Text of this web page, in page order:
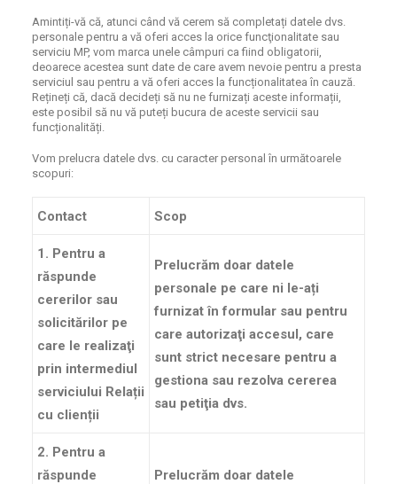
Amintiți-vă că, atunci când vă cerem să completați datele dvs.
personale pentru a vă oferi acces la orice funcţionalitate sau
serviciu MP, vom marca unele câmpuri ca fiind obligatorii,
deoarece acestea sunt date de care avem nevoie pentru a presta
serviciul sau pentru a vă oferi acces la funcționalitatea în cauză.
Rețineți că, dacă decideți să nu ne furnizați aceste informații,
este posibil să nu vă puteți bucura de aceste servicii sau
funcționalități.
Vom prelucra datele dvs. cu caracter personal în următoarele
scopuri:
Contact Scop
1. Pentru a
răspunde
cererilor sau
solicitărilor pe
care le realizaţi
prin intermediul
serviciului Relații
cu clienții
Prelucrăm doar datele
personale pe care ni le-ați
furnizat în formular sau pentru
care autorizaţi accesul, care
sunt strict necesare pentru a
gestiona sau rezolva cererea
sau petiţia dvs.
2. Pentru a
răspunde
Prelucrăm doar datele